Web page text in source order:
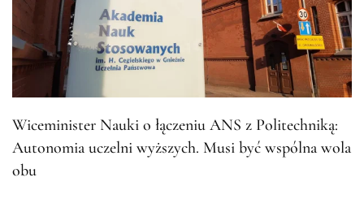
Wiceminister Nauki o łączeniu ANS z Politechniką:
Autonomia uczelni wyższych. Musi być wspólna wola
obu